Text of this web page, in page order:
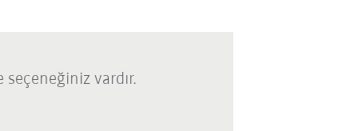
vardır.